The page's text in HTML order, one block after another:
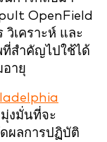
OpenField
เคราะห์ และ
ที่สำคัญไปใช้ได้
อายุ
มุ่งมั่นที่จะ
ผลการปฏิบัติ